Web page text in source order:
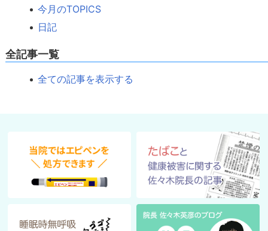
今月のTOPICS
日記
全記事一覧
全ての記事を表示する